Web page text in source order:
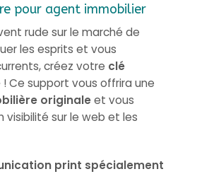
pour agent immobilier
rude sur le marché de
les esprits et vous
créez votre clé
! Ce support vous offrira une
originaleet vous
sur le web et les
print spécialement